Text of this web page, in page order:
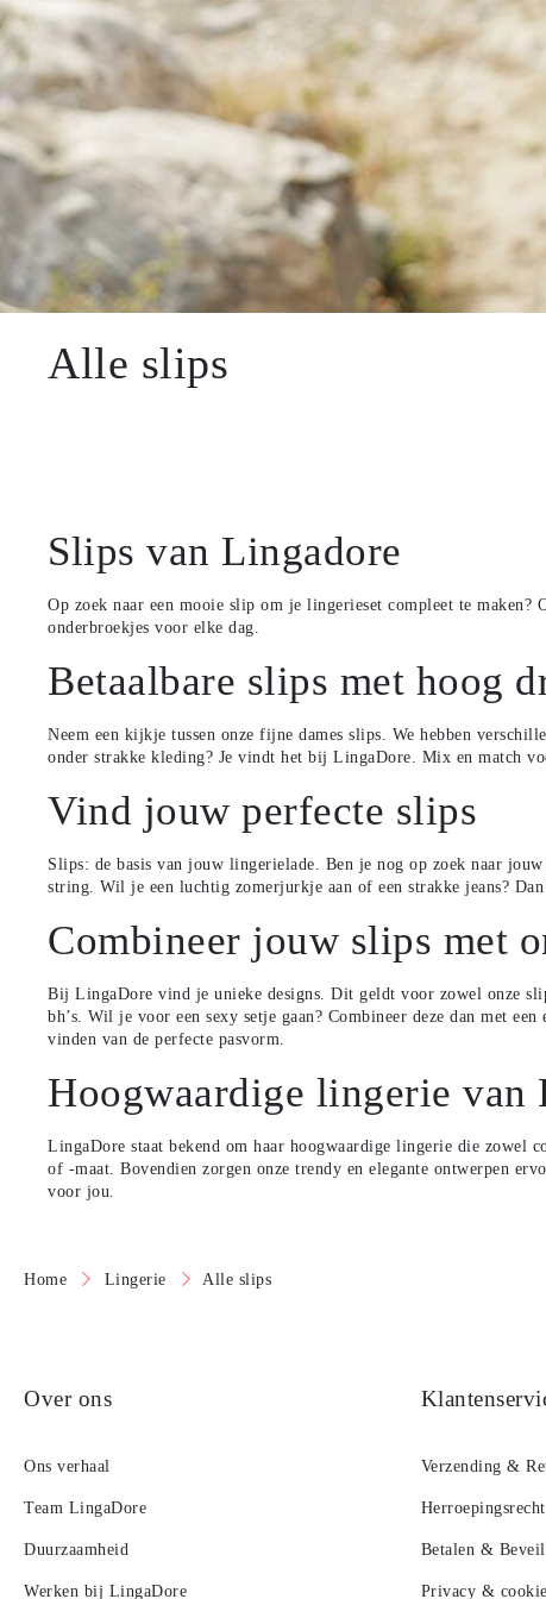
SALE
Alle slips
Slips van Lingadore
Op zoek naar een mooie slip om je lingerieset compleet te
onderbroekjes voor elke dag.
Betaalbare slips met hoog
Neem een kijkje tussen onze fijne dames slips. We hebben
onder strakke kleding? Je vindt het bij LingaDore. Mix en match
Vind jouw perfecte slips
Slips: de basis van jouw lingerielade. Ben je nog op zoek naar
string . Wil je een luchtig zomerjurkje aan of een strakke jeans?
Combineer jouw slips met
Bij LingaDore vind je unieke designs. Dit geldt voor zowel onze
bh’s . Wil je voor een sexy setje gaan? Combineer deze dan met een
vinden van de perfecte pasvorm
Hoogwaardige lingerie van
LingaDore staat bekend om haar hoogwaardige lingerie die zowel
of -maat. Bovendien zorgen onze trendy en elegante ontwerpen
voor jou.
Home Lingerie Alle slips
Over ons
Ons verhaal
Team LingaDore
Duurzaamheid
Werken bij LingaDore
Verzending &
Herroepingsrecht
Betalen &
Privacy &